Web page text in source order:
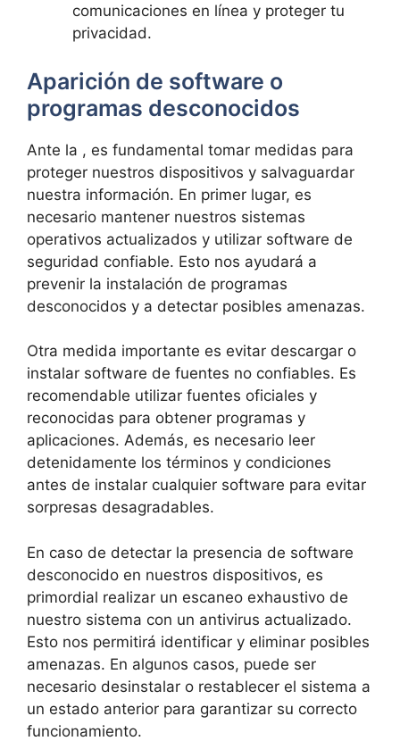
comunicaciones en línea y proteger tu
privacidad.
Aparición de‌ software o
programas desconocidos
Ante la , ⁣es fundamental tomar medidas para
proteger nuestros dispositivos ​y salvaguardar
nuestra información. ‍En primer lugar,⁤ es
necesario mantener nuestros sistemas
operativos actualizados ⁤y utilizar software de
seguridad confiable. Esto nos ayudará a
prevenir la instalación de programas
⁤desconocidos y a detectar posibles ⁤amenazas.
Otra medida importante⁤ es evitar descargar o
instalar software de fuentes no confiables. Es
recomendable utilizar fuentes oficiales y
reconocidas ​para obtener programas y
aplicaciones. Además,‌ es necesario⁢ leer
detenidamente ​los términos⁣ y condiciones
antes de instalar ⁤cualquier software para ​evitar
sorpresas desagradables.
En caso de detectar la presencia de software
desconocido en nuestros dispositivos,⁣ es
primordial realizar un escaneo exhaustivo​ de
nuestro sistema con un antivirus⁣ actualizado.
Esto nos permitirá identificar y eliminar posibles
amenazas. En algunos casos, ⁤puede ser
necesario desinstalar o ⁤restablecer el sistema a
un estado anterior para garantizar su‌ correcto
funcionamiento.